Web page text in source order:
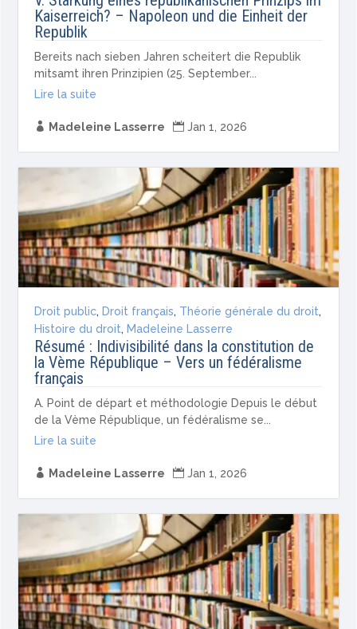
Kaiserreich? – Napoleon und die Einheit der
Republik
Bereits nach sieben Jahren scheitert die Republik
mitsamt ihren Prinzipien (25. September...
Lire la suite
 Madeleine Lasserre  Jan 1, 2026
Droit public, Droit français, Théorie générale du droit,
Histoire du droit, Madeleine Lasserre
Résumé : Indivisibilité dans la constitution de
la Vème République – Vers un fédéralisme
français
A. Point de départ et méthodologie Depuis le début
de la Vème République, un fédéralisme se...
Lire la suite
 Madeleine Lasserre  Jan 1, 2026